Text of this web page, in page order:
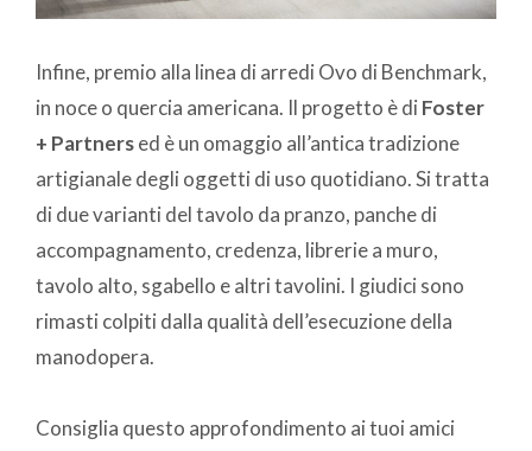
Infine, premio alla linea di arredi Ovo di Benchmark,
in noce o quercia americana. Il progetto è di Foster
+ Partnersed è un omaggio all’antica tradizione
artigianale degli oggetti di uso quotidiano. Si tratta
di due varianti del tavolo da pranzo, panche di
accompagnamento, credenza, librerie a muro,
tavolo alto, sgabello e altri tavolini. I giudici sono
rimasti colpiti dalla qualità dell’esecuzione della
manodopera.
Consiglia questo approfondimento ai tuoi amici